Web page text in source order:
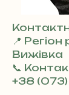
📍
Вижівка
📞
+38